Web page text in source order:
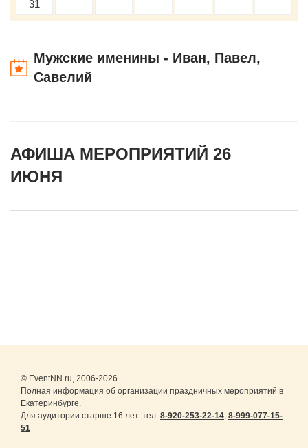
31
Мужские именины - Иван, Павел,
Савелий
АФИША МЕРОПРИЯТИЙ 26
ИЮНЯ
© EventNN.ru, 2006-2026
Полная информация об организации праздничных мероприятий в
Екатеринбурге.
Для аудитории старше 16 лет. тел. 8-920-253-22-14, 8-999-077-15-
51